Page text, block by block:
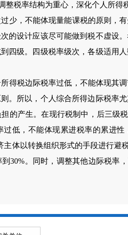
税率结构为重心，深化个人所得
少，不能体现量能课税的原则，
的设计应该尽可能做到税不虚设
四级。四级税率级次，各级适用
得税边际税率过低，不能体现其
。所以，个人综合所得边际税率
的产生。在现行税制中，后三级
低，不能体现累进税率的累进性
主体以转换组织形式的手段进行避
到30%。同时，调整其他边际税率